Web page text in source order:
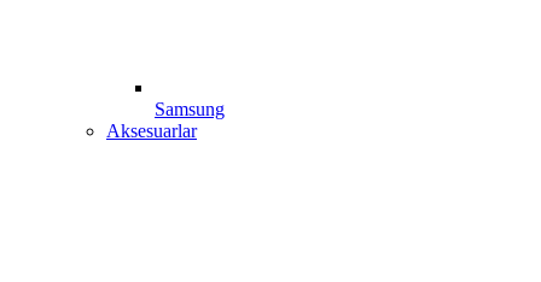
Samsung
Aksesuarlar